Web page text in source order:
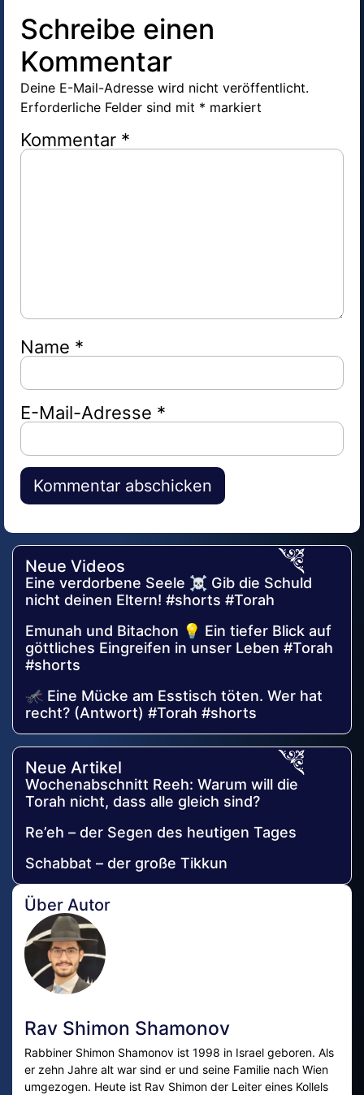
Schreibe einen
Kommentar
Deine E-Mail-Adresse wird nicht veröffentlicht.
Erforderliche Felder sind mit * markiert
Kommentar *
Name *
E-Mail-Adresse *
Alternative:
Neue Videos
Eine verdorbene Seele ☠️ Gib die Schuld
nicht deinen Eltern! #shorts #Torah
Emunah und Bitachon 💡 Ein tiefer Blick auf
göttliches Eingreifen in unser Leben #Torah
#shorts
🦟 Eine Mücke am Esstisch töten. Wer hat
recht? (Antwort) #Torah #shorts
Neue Artikel
Wochenabschnitt Reeh: Warum will die
Torah nicht, dass alle gleich sind?
Re’eh – der Segen des heutigen Tages
Schabbat – der große Tikkun
Über Autor
Rav Shimon Shamonov
Rabbiner Shimon Shamonov ist 1998 in Israel geboren. Als
er zehn Jahre alt war sind er und seine Familie nach Wien
umgezogen. Heute ist Rav Shimon der Leiter eines Kollels